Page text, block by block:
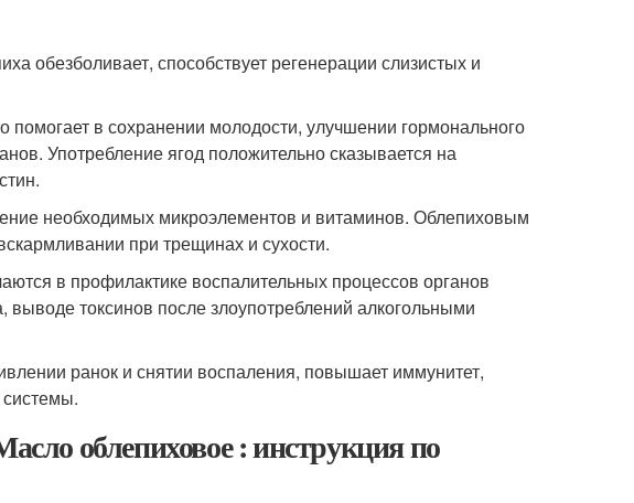
обезболивает, способствует регенерации слизистых и
помогает в сохранении молодости, улучшении гормонального
Употребление ягод положительно сказывается на
необходимых микроэлементов и витаминов. Облепиховым
при трещинах и сухости.
в профилактике воспалительных процессов органов
токсинов после злоупотреблений алкогольными
ранок и снятии воспаления, повышает иммунитет,
облепиховое : инструкция по